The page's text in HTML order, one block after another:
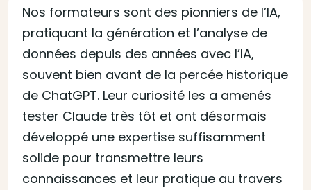
Nos formateurs sont des pionniers de l’IA,
pratiquant la génération et l’analyse de
données depuis des années avec l’IA,
souvent bien avant de la percée historique
de ChatGPT. Leur curiosité les a amenés
tester Claude très tôt et ont désormais
développé une expertise suffisamment
solide pour transmettre leurs
connaissances et leur pratique au travers